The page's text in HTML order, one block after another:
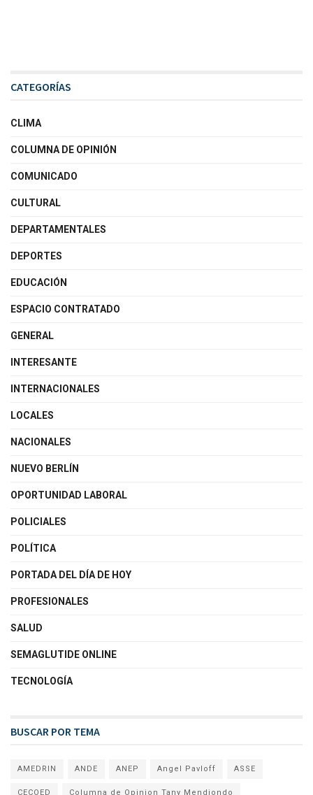
CATEGORÍAS
CLIMA
COLUMNA DE OPINIÓN
COMUNICADO
CULTURAL
DEPARTAMENTALES
DEPORTES
EDUCACIÓN
ESPACIO CONTRATADO
GENERAL
INTERESANTE
INTERNACIONALES
LOCALES
NACIONALES
NUEVO BERLÍN
OPORTUNIDAD LABORAL
POLICIALES
POLÍTICA
PORTADA DEL DÍA DE HOY
PROFESIONALES
SALUD
SEMAGLUTIDE ONLINE
TECNOLOGÍA
BUSCAR POR TEMA
AMEDRIN ANDE ANEP Angel Pavloff ASSE
CECOED Columna de Opinion Tany Mendiondo